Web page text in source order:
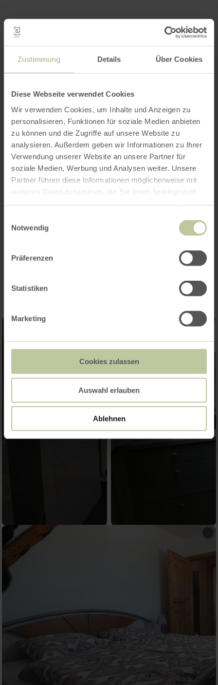
Zustimmung Details Über Cookies
Diese Webseite verwendet Cookies
Wir verwenden Cookies, um Inhalte und Anzeigen zu
personalisieren, Funktionen für soziale Medien anbieten
zu können und die Zugriffe auf unsere Website zu
analysieren. Außerdem geben wir Informationen zu Ihrer
Verwendung unserer Website an unsere Partner für
soziale Medien, Werbung und Analysen weiter. Unsere
Partner führen diese Informationen möglicherweise mit
weiteren Daten zusammen, die Sie ihnen bereitgestellt
Notwendig
Präferenzen
Statistiken
Marketing
Cookies zulassen
Auswahl erlauben
Ablehnen